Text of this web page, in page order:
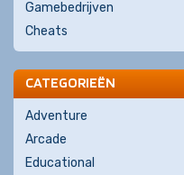
Gamebedrijven
Cheats
CATEGORIEËN
Adventure
Arcade
Educational